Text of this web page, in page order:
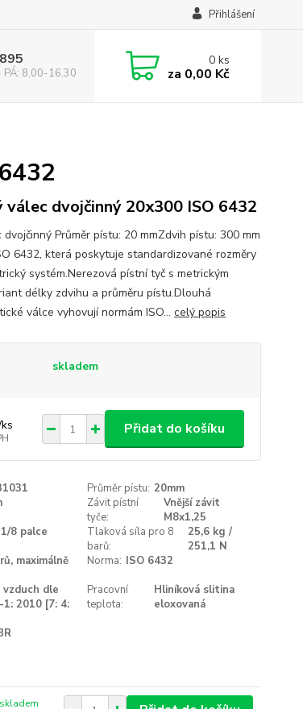
Přihlášení
PÁ: 8,00-16,30
0ks
za 0,00 Kč
válec dvojčinný 20x300 ISO 6432
Průměr pístu: 20 mmZdvih pístu: 300 mm
6432, která poskytuje standardizované rozměry
systém.Nerezová pístní tyč s metrickým
délky zdvihu a průměru pístu.Dlouhá
válce vyhovují normám ISO... celý popis
skladem
ks Přidat do košíku
Průměr pístu: 20mm
Závit pístní
tyče:
Vnější závit
M8x1,25
1/8 palce
Tlaková síla pro 8
barů:
25,6 kg /
251,1 N
maximálně
Norma: ISO 6432
dle
1: 2010 [7: 4:
Pracovní
teplota:
Hliníková slitina
eloxovaná
skladem